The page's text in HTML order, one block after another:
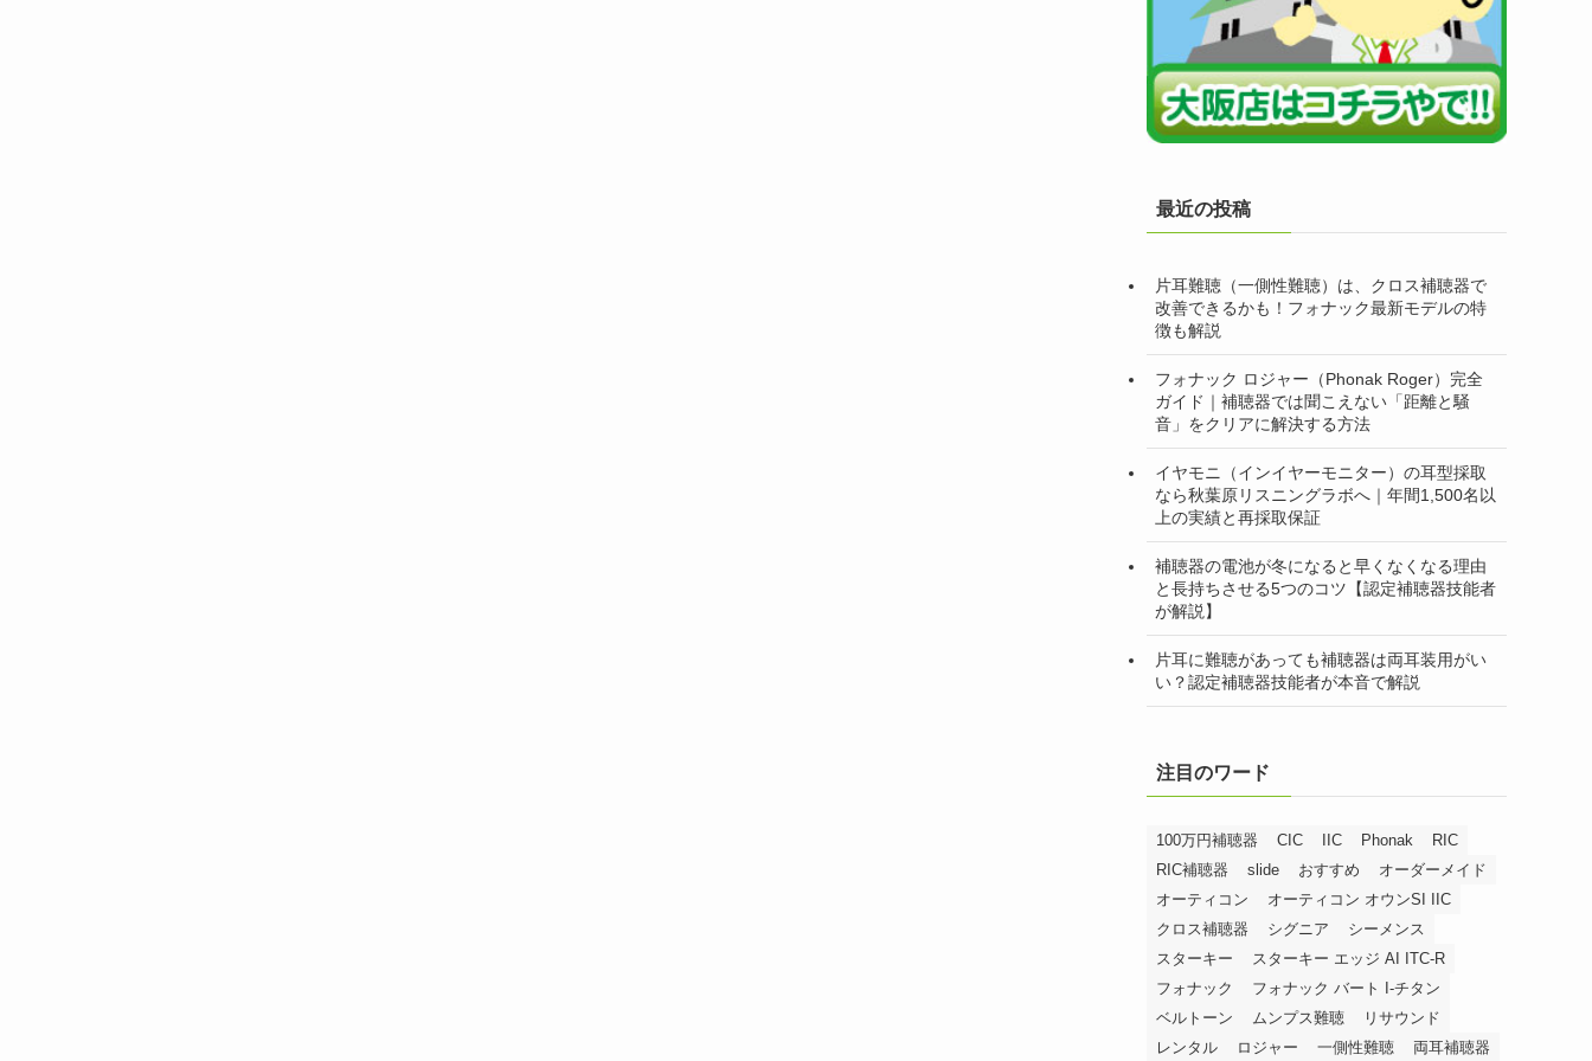
最近の投稿
片耳難聴（一側性難聴）は、クロス補聴器で
改善できるかも！フォナック最新モデルの特
徴も解説
フォナック ロジャー（Phonak Roger）完全
ガイド｜補聴器では聞こえない「距離と騒
音」をクリアに解決する方法
イヤモニ（インイヤーモニター）の耳型採取
なら秋葉原リスニングラボへ｜年間1,500名以
上の実績と再採取保証
補聴器の電池が冬になると早くなくなる理由
と長持ちさせる5つのコツ【認定補聴器技能者
が解説】
片耳に難聴があっても補聴器は両耳装用がい
い？認定補聴器技能者が本音で解説
注目のワード
100万円補聴器 CIC IIC Phonak
RIC
RIC補聴器
slide おすすめ
オーダーメイド
オーティコン
オーティコン オウンSI IIC
クロス補聴器
シグニア
シーメンス
スターキー
スターキー エッジ AI ITC-R
フォナック
フォナック バート I-チタン
ベルトーン
ムンプス難聴
リサウンド
レンタル
ロジャー 一側性難聴 両耳補聴器